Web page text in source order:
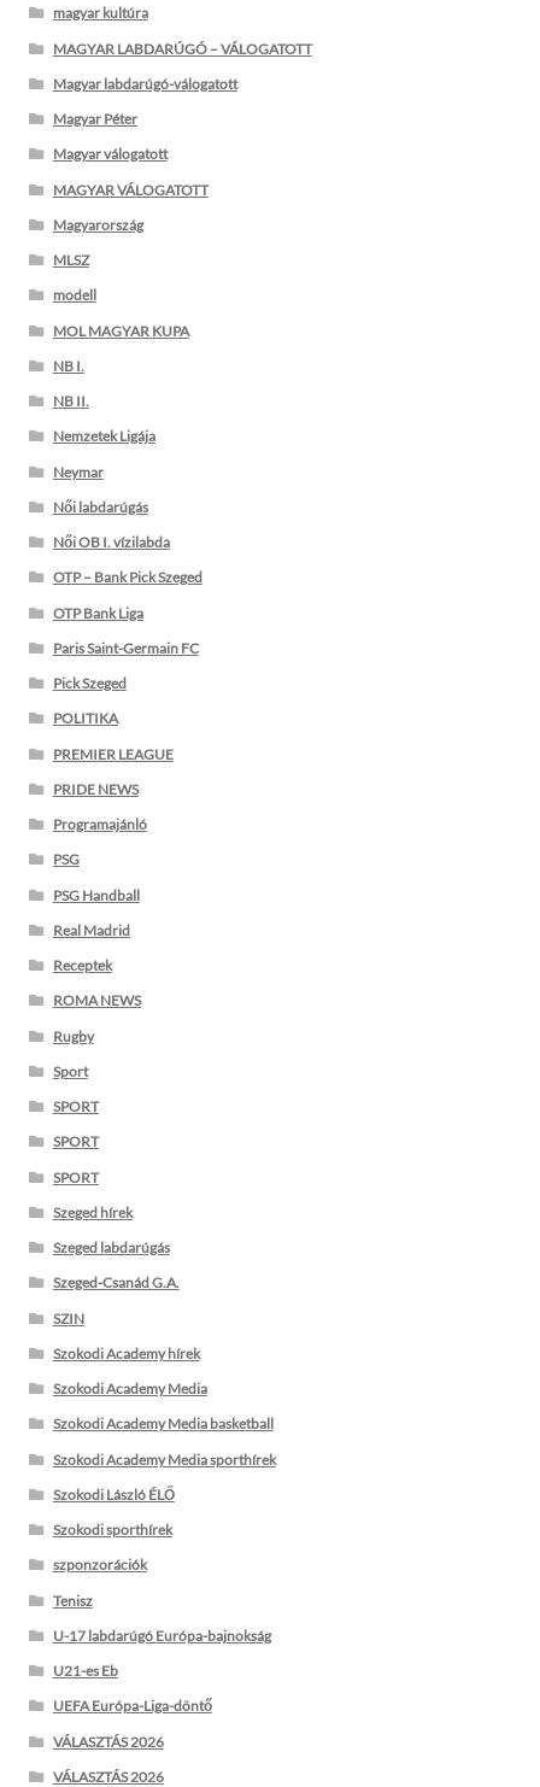
magyar kultúra
MAGYAR LABDARÚGÓ – VÁLOGATOTT
Magyar labdarúgó-válogatott
Magyar Péter
Magyar válogatott
MAGYAR VÁLOGATOTT
Magyarország
MLSZ
modell
MOL MAGYAR KUPA
NB I.
NB II.
Nemzetek Ligája
Neymar
Női labdarúgás
Női OB I. vízilabda
OTP – Bank Pick Szeged
OTP Bank Liga
Paris Saint-Germain FC
Pick Szeged
POLITIKA
PREMIER LEAGUE
PRIDE NEWS
Programajánló
PSG
PSG Handball
Real Madrid
Receptek
ROMA NEWS
Rugby
Sport
SPORT
SPORT
SPORT
Szeged hírek
Szeged labdarúgás
Szeged-Csanád G.A.
SZIN
Szokodi Academy hírek
Szokodi Academy Media
Szokodi Academy Media basketball
Szokodi Academy Media sporthírek
Szokodi László ÉLŐ
Szokodi sporthírek
szponzorációk
Tenisz
U-17 labdarúgó Európa-bajnokság
U21-es Eb
UEFA Európa-Liga-döntő
VÁLASZTÁS 2026
VÁLASZTÁS 2026